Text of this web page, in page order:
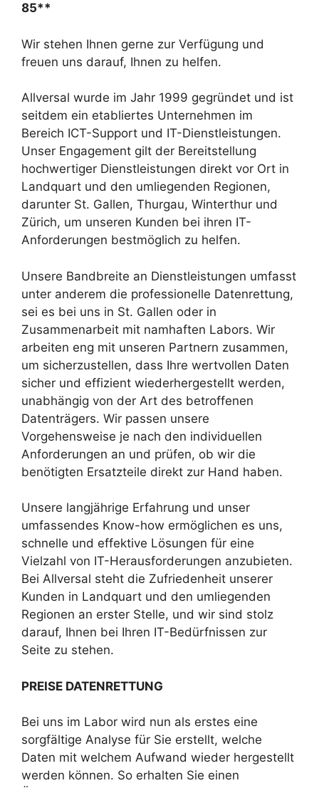
85**
Wir stehen Ihnen gerne zur Verfügung und
freuen uns darauf, Ihnen zu helfen.
Allversal wurde im Jahr 1999 gegründet und ist
seitdem ein etabliertes Unternehmen im
Bereich ICT-Support und IT-Dienstleistungen.
Unser Engagement gilt der Bereitstellung
hochwertiger Dienstleistungen direkt vor Ort in
Landquart und den umliegenden Regionen,
darunter St. Gallen, Thurgau, Winterthur und
Zürich, um unseren Kunden bei ihren IT-
Anforderungen bestmöglich zu helfen.
Unsere Bandbreite an Dienstleistungen umfasst
unter anderem die professionelle Datenrettung,
sei es bei uns in St. Gallen oder in
Zusammenarbeit mit namhaften Labors. Wir
arbeiten eng mit unseren Partnern zusammen,
um sicherzustellen, dass Ihre wertvollen Daten
sicher und effizient wiederhergestellt werden,
unabhängig von der Art des betroffenen
Datenträgers. Wir passen unsere
Vorgehensweise je nach den individuellen
Anforderungen an und prüfen, ob wir die
benötigten Ersatzteile direkt zur Hand haben.
Unsere langjährige Erfahrung und unser
umfassendes Know-how ermöglichen es uns,
schnelle und effektive Lösungen für eine
Vielzahl von IT-Herausforderungen anzubieten.
Bei Allversal steht die Zufriedenheit unserer
Kunden in Landquart und den umliegenden
Regionen an erster Stelle, und wir sind stolz
darauf, Ihnen bei Ihren IT-Bedürfnissen zur
Seite zu stehen.
PREISE DATENRETTUNG
Bei uns im Labor wird nun als erstes eine
sorgfältige Analyse für Sie erstellt, welche
Daten mit welchem Aufwand wieder hergestellt
werden können. So erhalten Sie einen